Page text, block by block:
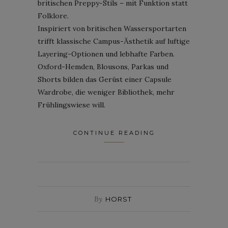
britischen Preppy-Stils – mit Funktion statt
Folklore.
Inspiriert von britischen Wassersportarten
trifft klassische Campus-Ästhetik auf luftige
Layering-Optionen und lebhafte Farben.
Oxford-Hemden, Blousons, Parkas und
Shorts bilden das Gerüst einer Capsule
Wardrobe, die weniger Bibliothek, mehr
Frühlingswiese will.
CONTINUE READING
By HORST